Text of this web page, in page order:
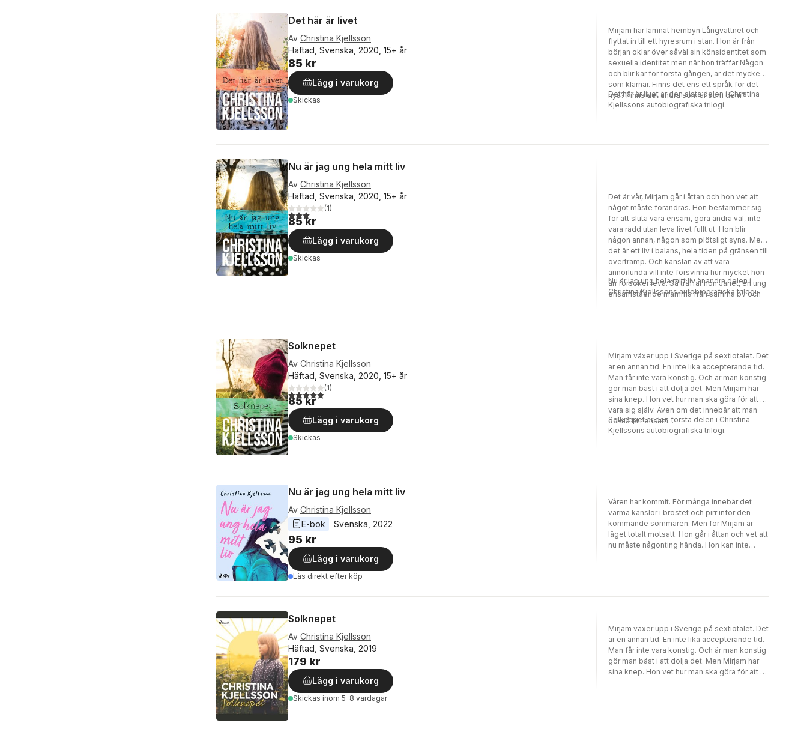
textförfattaren undvika?
Det här är livet
Av Christina Kjellsson
Häftad, Svenska, 2020, 15+ år
85 kr
Lägg i varukorg
Skickas
Mirjam har lämnat hembyn Långvattnet och
flyttat in till ett hyresrum i stan. Hon är från
början oklar över såväl sin könsidentitet som
sexuella identitet men när hon träffar Någon
och blir kär för första gången, är det mycket
som klarnar. Finns det ens ett språk för det
nya? Finns det andra som är som dem?
Det här är livet är den sista delen i Christina
Kjellssons autobiografiska trilogi.
Nu är jag ung hela mitt liv
Av Christina Kjellsson
Häftad, Svenska, 2020, 15+ år
3,0utav 5 stjärnor. Totalt antal röster:
(1)
85 kr
Lägg i varukorg
Skickas
Det är vår, Mirjam går i åttan och hon vet att
något måste förändras. Hon bestämmer sig
för att sluta vara ensam, göra andra val, inte
vara rädd utan leva livet fullt ut. Hon blir
någon annan, någon som plötsligt syns. Men
det är ett liv i balans, hela tiden på gränsen till
övertramp. Och känslan av att vara
annorlunda vill inte försvinna hur mycket hon
än försöker leva. Så träffar hon Janet, en ung
ensamstående mamma från samma by och
Nu är jag ung hela mitt liv är andra delen i
Christina Kjellssons autobiografiska trilogi.
Solknepet
Av Christina Kjellsson
Häftad, Svenska, 2020, 15+ år
5,0utav 5 stjärnor. Totalt antal röster:
(1)
85 kr
Lägg i varukorg
Skickas
Mirjam växer upp i Sverige på sextiotalet. Det
är en annan tid. En inte lika accepterande tid.
Man får inte vara konstig. Och är man konstig
gör man bäst i att dölja det. Men Mirjam har
sina knep. Hon vet hur man ska göra för att få
vara sig själv. Även om det innebär att man
också blir ensam...
Solknepet är den första delen i Christina
Kjellssons autobiografiska trilogi.
Nu är jag ung hela mitt liv
Av Christina Kjellsson
E-bok
Svenska 2022
95 kr
Lägg i varukorg
Läs direkt efter köp
Våren har kommit. För många innebär det
varma känslor i bröstet och pirr inför den
kommande sommaren. Men för Mirjam är
läget totalt motsatt. Hon går i åttan och vet att
nu måste någonting hända. Hon kan inte
balans som den nya Mirjam, hon är hela tiden
en förändring. Kanske kan Mirjam med
Janets hjälp till slut få ordning på sitt liv?"Nu
är jag ung hela mitt liv" är andra delen i
Christina Kjellssons autobiografiska
trilogi.Christina Kjellsson är en svensk
Solknepet
Av Christina Kjellsson
Häftad, Svenska, 2019
179 kr
Lägg i varukorg
Skickas inom 5-8 vardagar
Mirjam växer upp i Sverige på sextiotalet. Det
är en annan tid. En inte lika accepterande tid.
Man får inte vara konstig. Och är man konstig
gör man bäst i att dölja det. Men Mirjam har
sina knep. Hon vet hur man ska göra för att få